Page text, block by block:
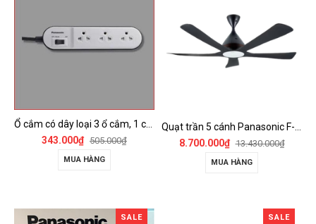
343.000₫ 505.000₫
MUA HÀNG
Quạt trần 5 cánh Panasonic F-60DGN có đèn LED và kết nối Wireless
8.700.000₫ 13.430.000₫
MUA HÀNG
SALE SALE